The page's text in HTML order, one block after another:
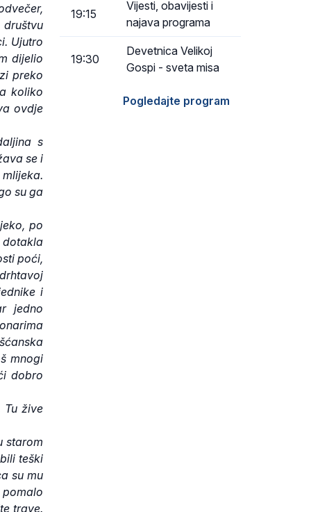
Ujutro
dijelio
preko
koliko
ovdje
s
se i
su ga
po
dotakla
poći,
i
jedno
mnogi
dobro
Tu žive
starom
teški
su mu
trave.
19:15
Vijesti, obavijesti i
najava programa
19:30
Devetnica Velikoj
Gospi - sveta misa
Pogledajte program